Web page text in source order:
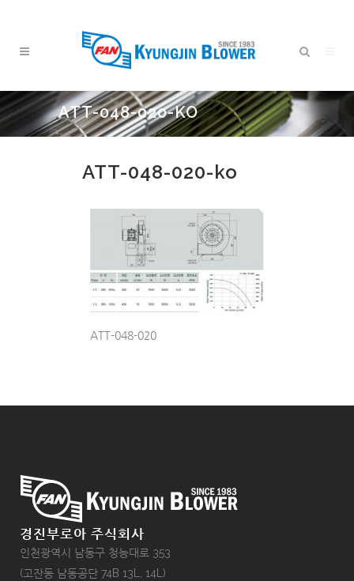
ATT-048-020-KO
ATT-048-020-ko
ATT-048-020
경진부로아 주식회사
인천광역시 남동구 청능대로 353
(고잔동 남동공단 74B 13L, 14L)